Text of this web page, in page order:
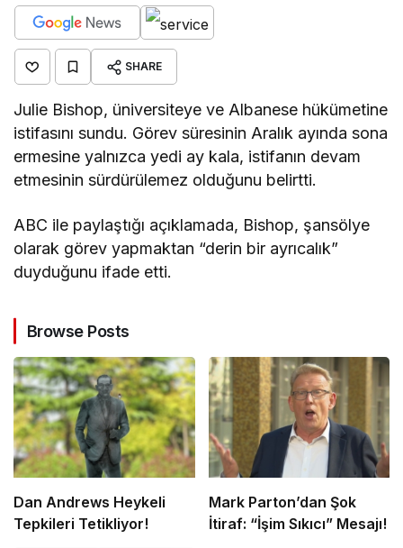
SHARE
Julie Bishop, üniversiteye ve Albanese hükümetine
istifasını sundu. Görev süresinin Aralık ayında sona
ermesine yalnızca yedi ay kala, istifanın devam
etmesinin sürdürülemez olduğunu belirtti.
ABC ile paylaştığı açıklamada, Bishop, şansölye
olarak görev yapmaktan “derin bir ayrıcalık”
duyduğunu ifade etti.
Browse Posts
Dan Andrews Heykeli
Tepkileri Tetikliyor!
Mark Parton’dan Şok
İtiraf: “İşim Sıkıcı” Mesajı!